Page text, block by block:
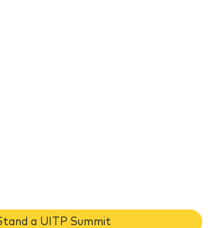
a UITP Summit